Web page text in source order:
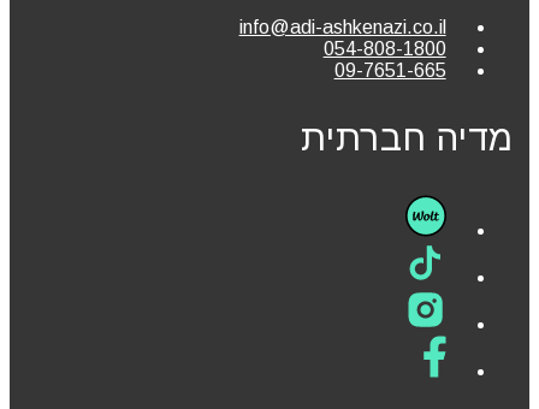
info@adi-ashkenazi.co.il
054-808-1800
09-7651-665
מדיה חברתית